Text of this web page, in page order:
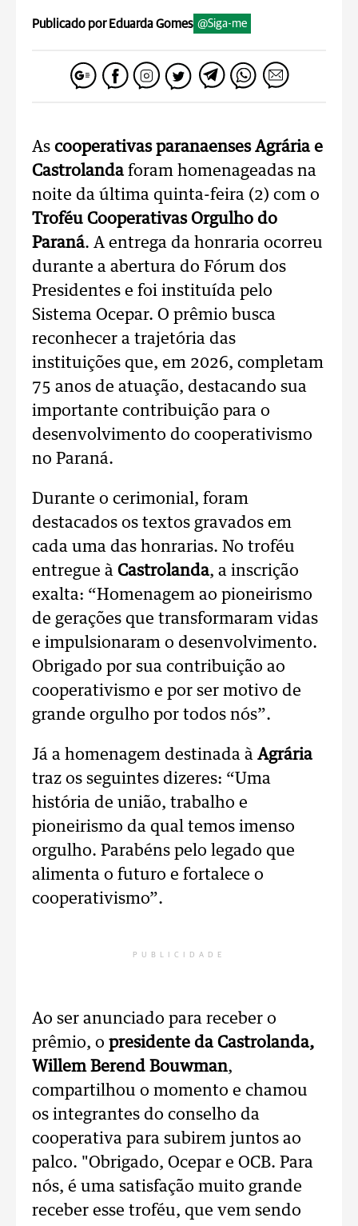
Publicado por Eduarda Gomes @Siga-me
As cooperativas paranaenses Agrária e
Castrolandaforam homenageadas na
noite da última quinta-feira (2) com o
Troféu Cooperativas Orgulho do
Paraná. A entrega da honraria ocorreu
durante a abertura do Fórum dos
Presidentes e foi instituída pelo
Sistema Ocepar. O prêmio busca
reconhecer a trajetória das
instituições que, em 2026, completam
75 anos de atuação, destacando sua
importante contribuição para o
desenvolvimento do cooperativismo
no Paraná.
Durante o cerimonial, foram
destacados os textos gravados em
cada uma das honrarias. No troféu
entregue à Castrolanda, a inscrição
exalta: “Homenagem ao pioneirismo
de gerações que transformaram vidas
e impulsionaram o desenvolvimento.
Obrigado por sua contribuição ao
cooperativismo e por ser motivo de
grande orgulho por todos nós”.
Já a homenagem destinada à Agrária
traz os seguintes dizeres: “Uma
história de união, trabalho e
pioneirismo da qual temos imenso
orgulho. Parabéns pelo legado que
alimenta o futuro e fortalece o
cooperativismo”.
PUBLICIDADE
Ao ser anunciado para receber o
prêmio, o presidente da Castrolanda,
Willem Berend Bouwman,
compartilhou o momento e chamou
os integrantes do conselho da
cooperativa para subirem juntos ao
palco. "Obrigado, Ocepar e OCB. Para
nós, é uma satisfação muito grande
receber esse troféu, que vem sendo